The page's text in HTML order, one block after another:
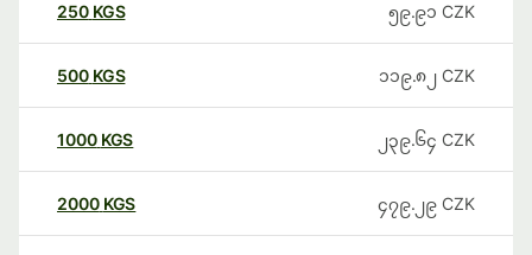
250 KGS ၅၉.၉၁ CZK
500 KGS ၁၁၉.၈၂ CZK
1000 KGS ၂၃၉.၆၄ CZK
2000 KGS ၄၇၉.၂၉ CZK